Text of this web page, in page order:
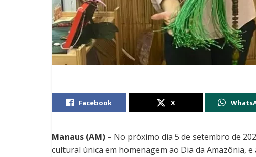
Facebook X
Manaus (AM) – No próximo dia 5 de setembro de
cultural única em homenagem ao Dia da Amazônia,